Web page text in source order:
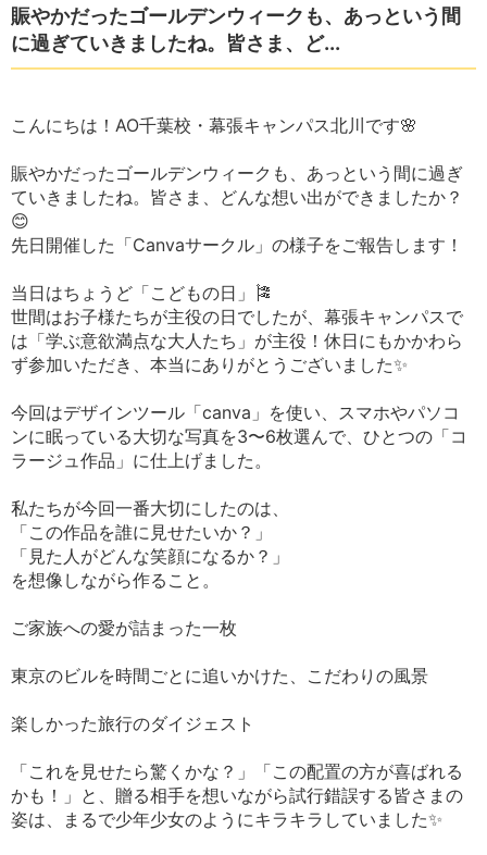
賑やかだったゴールデンウィークも、あっという間
に過ぎていきましたね。皆さま、ど...
こんにちは！AO千葉校・幕張キャンパス北川です🌸
賑やかだったゴールデンウィークも、あっという間に過ぎ
ていきましたね。皆さま、どんな想い出ができましたか？
😊
先日開催した「Canvaサークル」の様子をご報告します！
当日はちょうど「こどもの日」🎏
世間はお子様たちが主役の日でしたが、幕張キャンパスで
は「学ぶ意欲満点な大人たち」が主役！休日にもかかわら
ず参加いただき、本当にありがとうございました✨
今回はデザインツール「canva」を使い、スマホやパソコ
ンに眠っている大切な写真を3〜6枚選んで、ひとつの「コ
ラージュ作品」に仕上げました。
私たちが今回一番大切にしたのは、
「この作品を誰に見せたいか？」
「見た人がどんな笑顔になるか？」
を想像しながら作ること。
ご家族への愛が詰まった一枚
東京のビルを時間ごとに追いかけた、こだわりの風景
楽しかった旅行のダイジェスト
「これを見せたら驚くかな？」「この配置の方が喜ばれる
かも！」と、贈る相手を想いながら試行錯誤する皆さまの
姿は、まるで少年少女のようにキラキラしていました✨